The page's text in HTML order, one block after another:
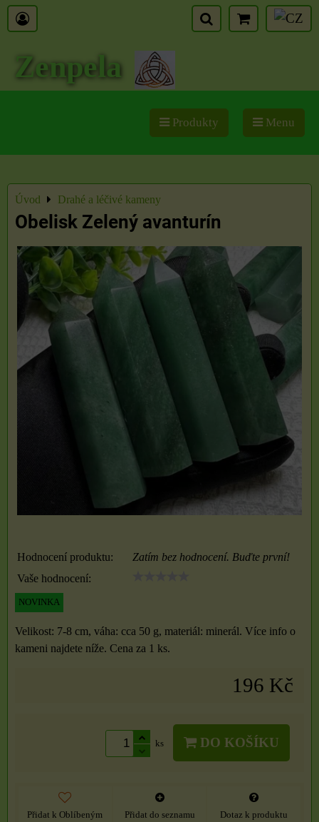
Zenpela
Produkty Menu
Úvod Drahé a léčivé kameny
Obelisk Zelený avanturín
Hodnocení produktu:
Zatím bez hodnocení. Buďte první!
Vaše hodnocení:
NOVINKA
Velikost: 7-8 cm, váha: cca 50 g, materiál: minerál. Více info o
kameni najdete níže. Cena za 1 ks.
196 Kč
ks DO KOŠÍKU
Přidat k Oblíbeným Přidat do seznamu Dotaz k produktu